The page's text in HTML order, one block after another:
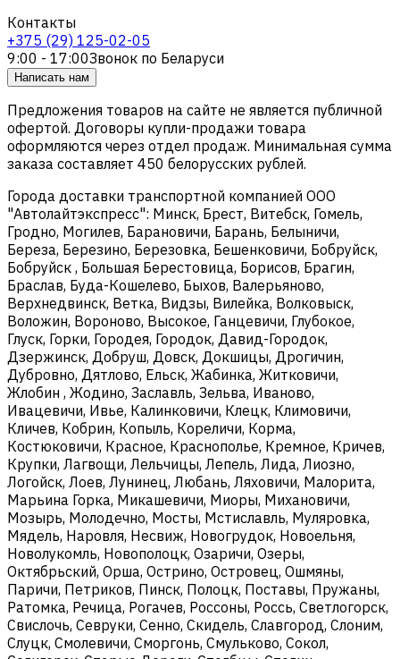
Контакты
+375 (29) 125-02-05
9:00 - 17:00Звонок по Беларуси
Написать нам
Предложения товаров на сайте не является публичной
офертой. Договоры купли-продажи товара
оформляются через отдел продаж. Минимальная сумма
заказа составляет 450 белорусских рублей.
Города доставки транспортной компанией ООО
"Автолайтэкспресс": Минск, Брест, Витебск, Гомель,
Гродно, Могилев, Барановичи, Барань, Белыничи,
Береза, Березино, Березовка, Бешенковичи, Бобруйск,
Бобруйск , Большая Берестовица, Борисов, Брагин,
Браслав, Буда-Кошелево, Быхов, Валерьяново,
Верхнедвинск, Ветка, Видзы, Вилейка, Волковыск,
Воложин, Вороново, Высокое, Ганцевичи, Глубокое,
Глуск, Горки, Городея, Городок, Давид-Городок,
Дзержинск, Добруш, Довск, Докшицы, Дрогичин,
Дубровно, Дятлово, Ельск, Жабинка, Житковичи,
Жлобин , Жодино, Заславль, Зельва, Иваново,
Ивацевичи, Ивье, Калинковичи, Клецк, Климовичи,
Кличев, Кобрин, Копыль, Кореличи, Корма,
Костюковичи, Красное, Краснополье, Кремное, Кричев,
Крупки, Лагвощи, Лельчицы, Лепель, Лида, Лиозно,
Логойск, Лоев, Лунинец, Любань, Ляховичи, Малорита,
Марьина Горка, Микашевичи, Миоры, Михановичи,
Мозырь, Молодечно, Мосты, Мстиславль, Муляровка,
Мядель, Наровля, Несвиж, Новогрудок, Новоельня,
Новолукомль, Новополоцк, Озаричи, Озеры,
Октябрьский, Орша, Острино, Островец, Ошмяны,
Паричи, Петриков, Пинск, Полоцк, Поставы, Пружаны,
Ратомка, Речица, Рогачев, Россоны, Россь, Светлогорск,
Свислочь, Севруки, Сенно, Скидель, Славгород, Слоним,
Слуцк, Смолевичи, Сморгонь, Смульково, Сокол,